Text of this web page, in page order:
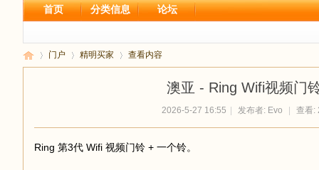
首页 分类信息 论坛
门户 精明买家 查看内容
澳亚 - Ring Wifi视频门
2026-5-27 16:55 发布者: Evo 查看:
Ring 第3代 Wifi 视频门铃 + 一个铃。